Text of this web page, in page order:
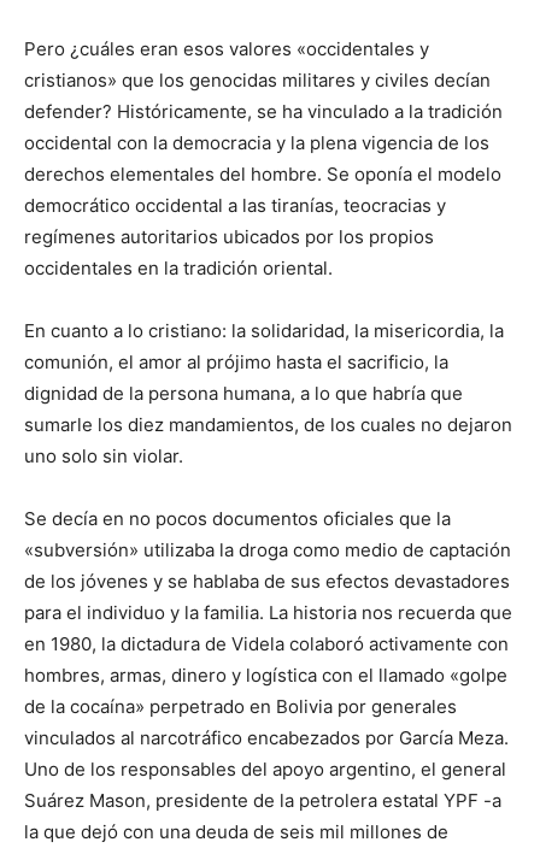
Pero ¿cuáles eran esos valores «occidentales y
cristianos» que los genocidas militares y civiles decían
defender? Históricamente, se ha vinculado a la tradición
occidental con la democracia y la plena vigencia de los
derechos elementales del hombre. Se oponía el modelo
democrático occidental a las tiranías, teocracias y
regímenes autoritarios ubicados por los propios
occidentales en la tradición oriental.
En cuanto a lo cristiano: la solidaridad, la misericordia, la
comunión, el amor al prójimo hasta el sacrificio, la
dignidad de la persona humana, a lo que habría que
sumarle los diez mandamientos, de los cuales no dejaron
uno solo sin violar.
Se decía en no pocos documentos oficiales que la
«subversión» utilizaba la droga como medio de captación
de los jóvenes y se hablaba de sus efectos devastadores
para el individuo y la familia. La historia nos recuerda que
en 1980, la dictadura de Videla colaboró activamente con
hombres, armas, dinero y logística con el llamado «golpe
de la cocaína» perpetrado en Bolivia por generales
vinculados al narcotráfico encabezados por García Meza.
Uno de los responsables del apoyo argentino, el general
Suárez Mason, presidente de la petrolera estatal YPF -a
la que dejó con una deuda de seis mil millones de